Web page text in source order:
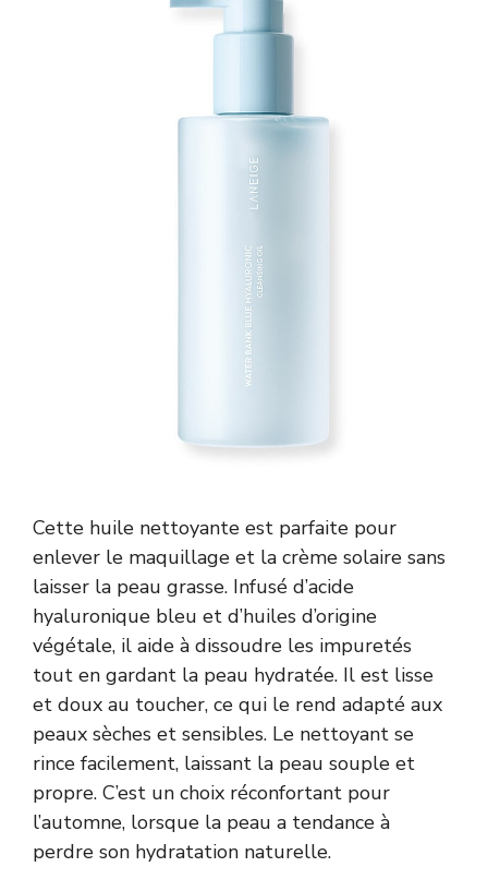
Cette huile nettoyante est parfaite pour
enlever le maquillage et la crème solaire sans
laisser la peau grasse. Infusé d’acide
hyaluronique bleu et d’huiles d’origine
végétale, il aide à dissoudre les impuretés
tout en gardant la peau hydratée. Il est lisse
et doux au toucher, ce qui le rend adapté aux
peaux sèches et sensibles. Le nettoyant se
rince facilement, laissant la peau souple et
propre. C’est un choix réconfortant pour
l’automne, lorsque la peau a tendance à
perdre son hydratation naturelle.